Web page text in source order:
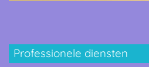
Professionele diensten